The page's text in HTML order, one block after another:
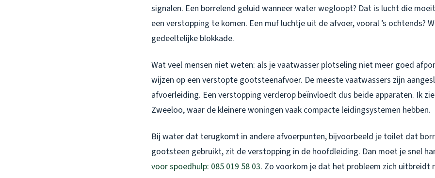
signalen. Een borrelend geluid wanneer water wegloopt? Dat is lucht die
een verstopping te komen. Een muf luchtje uit de afvoer, vooral ’s ochtends?
gedeeltelijke blokkade.
Wat veel mensen niet weten: als je vaatwasser plotseling niet meer goed
wijzen op een verstopte gootsteenafvoer. De meeste vaatwassers zijn
afvoerleiding. Een verstopping verderop beïnvloedt dus beide apparaten. Ik
Zweeloo, waar de kleinere woningen vaak compacte leidingsystemen hebben.
Bij water dat terugkomt in andere afvoerpunten, bijvoorbeeld je toilet dat
gootsteen gebruikt, zit de verstopping in de hoofdleiding. Dan moet je snel
voor spoedhulp: 085 019 58 03. Zo voorkom je dat het probleem zich uitbreidt